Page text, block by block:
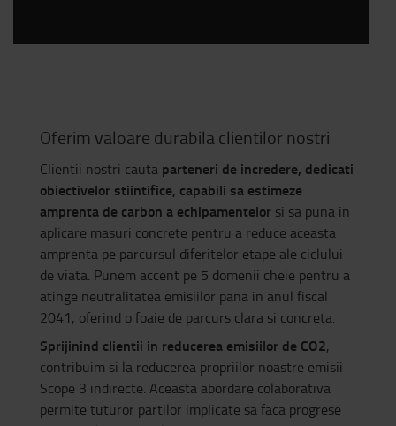
Oferim valoare durabila clientilor nostri
Clientii nostri cauta parteneri de incredere, dedicati
obiectivelor stiintifice, capabili sa estimeze
amprenta de carbon a echipamentelor si sa puna in
aplicare masuri concrete pentru a reduce aceasta
amprenta pe parcursul diferitelor etape ale ciclului
de viata. Punem accent pe 5 domenii cheie pentru a
atinge neutralitatea emisiilor pana in anul fiscal
2041, oferind o foaie de parcurs clara si concreta.
Sprijinind clientii in reducerea emisiilor de CO2,
contribuim si la reducerea propriilor noastre emisii
Scope 3 indirecte. Aceasta abordare colaborativa
permite tuturor partilor implicate sa faca progrese